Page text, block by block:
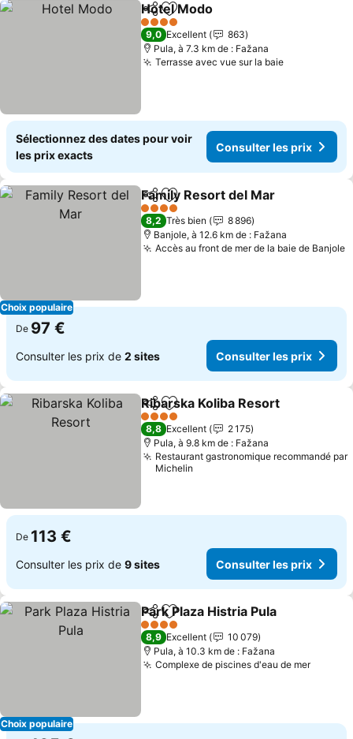
PartagerAjouter à mes favoris
Hotel Modo
4 Étoiles
9,0 Excellent
863
Pula, à 7.3 km de : Fažana
Terrasse avec vue sur la baieConsulter
Sélectionnez des dates pour voir
les prix exacts
Consulter les prix
Choix populaire
PartagerAjouter à mes favoris
Family Resort del Mar
4 Étoiles
8,2 Très bien
8 896
Banjole, à 12.6 km de : Fažana
Accès au front de mer de la baie de Banjole
De 97 €
Consulter les prix de 2 sites Consulter les prix
PartagerAjouter à mes favoris
Ribarska Koliba Resort
4 Étoiles
8,8 Excellent
2 175
Pula, à 9.8 km de : Fažana
Restaurant gastronomique recommandé par
Michelin
De 113 €
Consulter les prix de 9 sites Consulter les prix
Choix populaire
PartagerAjouter à mes favoris
Park Plaza Histria Pula
4 Étoiles
8,9 Excellent
10 079
Pula, à 10.3 km de : Fažana
Complexe de piscines d'eau de mer